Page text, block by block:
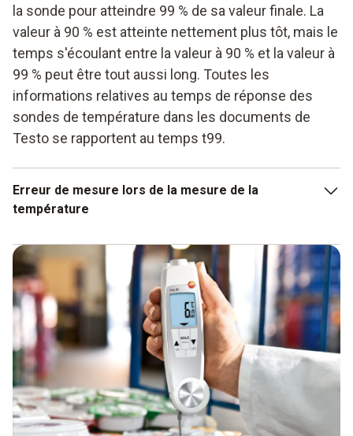
la sonde pour atteindre 99 % de sa valeur finale. La
valeur à 90 % est atteinte nettement plus tôt, mais le
temps s'écoulant entre la valeur à 90 % et la valeur à
99 % peut être tout aussi long. Toutes les
informations relatives au temps de réponse des
sondes de température dans les documents de
Testo se rapportent au temps t99.
Erreur de mesure lors de la mesure de la
température
Une erreur de mesure survenant fréquemment lors des
mesures de température est que la sonde de température
et l'objet de mesure présentent des températures
différentes. L’objet de mesure est alors réchauffé (sonde
plus chaude) ou refroidi (sonde plus froide) – et gagne ou
perd ainsi en énergie. L’extraction (ou l’apport) d'énergie ne
permet alors plus de mesurer correctement l’objet. Cette
erreur de mesure peut cependant être minimisée en
choisissant une profondeur d'immersion égale à 10 à 15
fois le diamètre de la sonde. Lors des mesures par